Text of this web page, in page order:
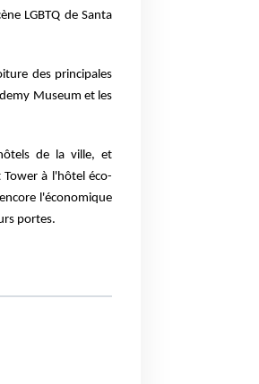
LGBTQ de Santa
des principales
Museum et les
de la ville, et
à l'hôtel éco-
l'économique
portes.